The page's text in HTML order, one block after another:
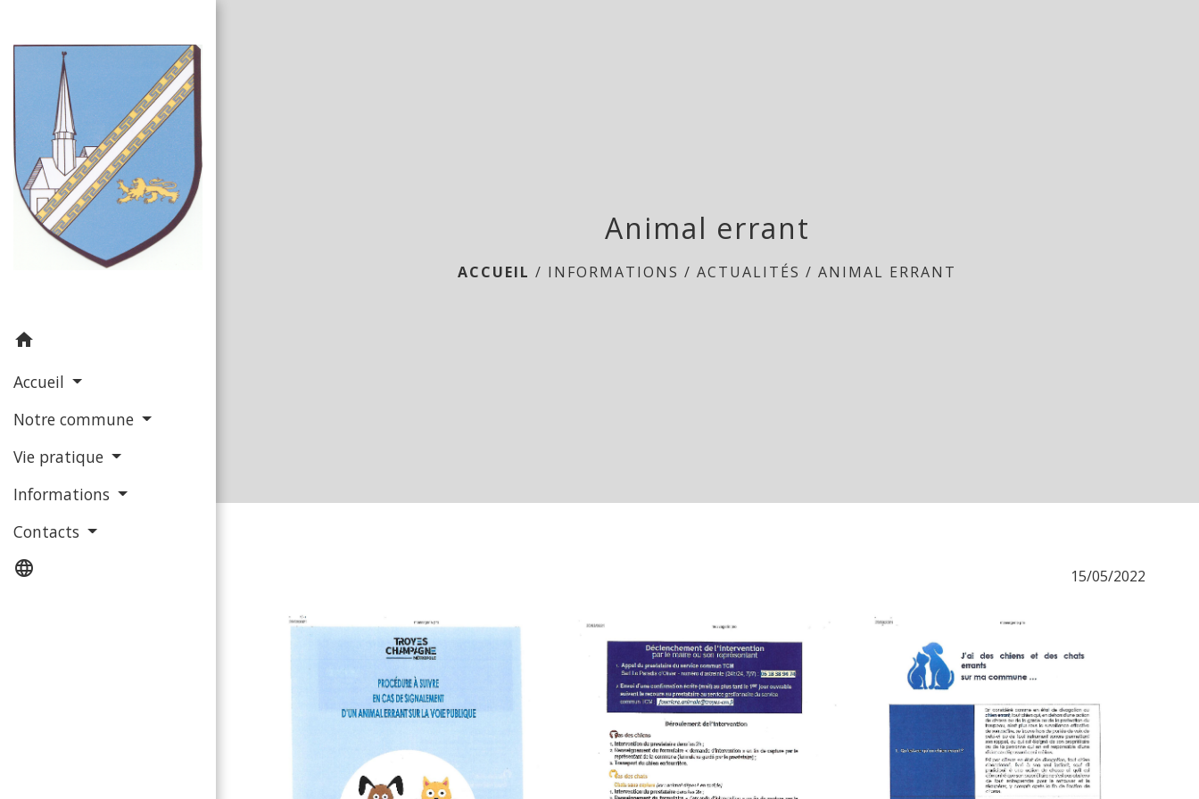
home
Accueil
Notre commune
Vie pratique
Informations
Contacts
language
Animal errant
ACCUEIL / INFORMATIONS /ACTUALITÉS /ANIMAL ERRANT
15/05/2022